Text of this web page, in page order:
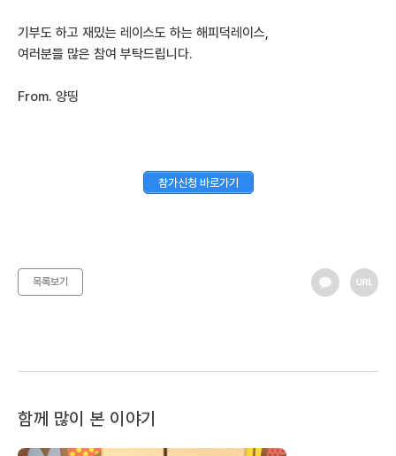
기부도 하고 재밌는 레이스도 하는 해피덕레이스,
여러분들 많은 참여 부탁드립니다.
From. 양띵
참가신청 바로가기
목록보기
함께 많이 본 이야기